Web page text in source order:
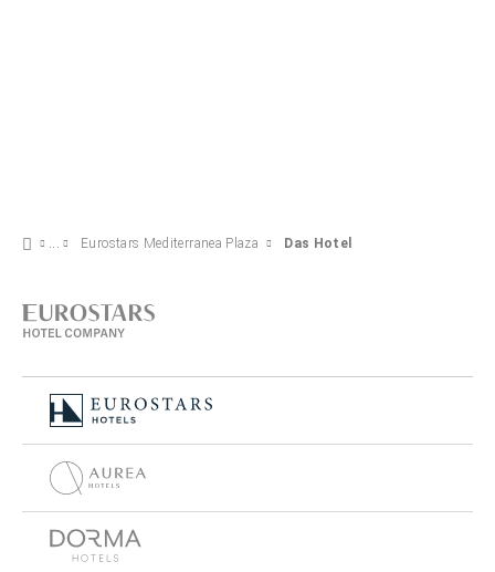
Eurostars Mediterranea Plaza Das Hotel